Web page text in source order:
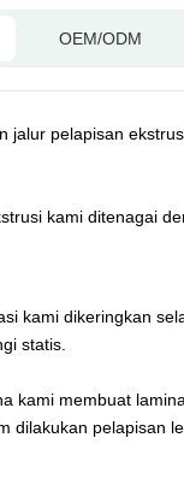
OEM/ODM
jalur pelapisan
kami ditenagai
kami dikeringkan
statis.
membuat
pelapisan